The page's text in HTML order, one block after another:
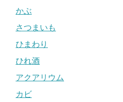
かぶ
さつまいも
ひまわり
ひれ酒
アクアリウム
カビ